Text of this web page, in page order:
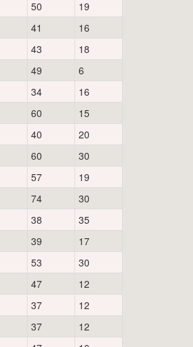
50
19
41
16
43
18
49
6
34
16
60
15
40
20
60
30
57
19
74
30
38
35
39
17
53
30
47
12
37
12
37
12